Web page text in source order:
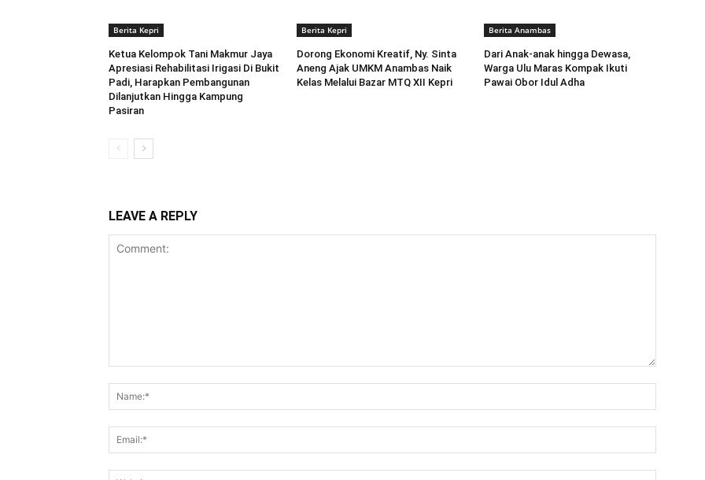
Berita Kepri
Ketua Kelompok Tani Makmur Jaya
Apresiasi Rehabilitasi Irigasi Di Bukit
Padi, Harapkan Pembangunan
Dilanjutkan Hingga Kampung
Pasiran ‎
Berita Kepri
Dorong Ekonomi Kreatif, Ny. Sinta
Aneng ‎Ajak UMKM Anambas Naik
Kelas Melalui Bazar MTQ XII Kepri
Berita Anambas
Dari Anak-anak hingga Dewasa,
Warga Ulu Maras Kompak Ikuti
Pawai Obor Idul Adha
LEAVE A REPLY